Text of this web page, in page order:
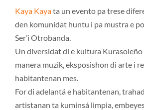
Kaya Kayata un evento pa trese
den komunidat huntu i pa mustra e
Ser’i Otrobanda.
Un diversidat di e kultura Kurasoleño
manera muzik, eksposishon di arte i
habitantenan mes.
For di adelantá e habitantenan,
artistanan ta kuminsá limpia,